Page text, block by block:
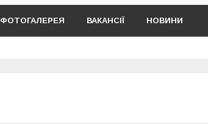
ФОТОГАЛЕРЕЯ ВАКАНСІЇ НОВИНИ